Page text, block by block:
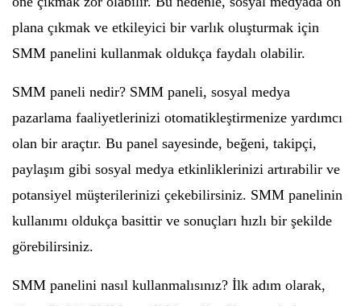
plana çıkmak ve etkileyici bir varlık oluşturmak için
SMM panelini kullanmak oldukça faydalı olabilir.
SMM paneli nedir? SMM paneli, sosyal medya
pazarlama faaliyetlerinizi otomatikleştirmenize yardımcı
olan bir araçtır. Bu panel sayesinde, beğeni, takipçi,
paylaşım gibi sosyal medya etkinliklerinizi artırabilir ve
potansiyel müşterilerinizi çekebilirsiniz. SMM panelinin
kullanımı oldukça basittir ve sonuçları hızlı bir şekilde
görebilirsiniz.
SMM panelini nasıl kullanmalısınız? İlk adım olarak,